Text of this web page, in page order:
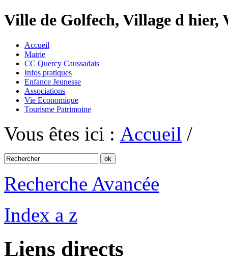
Ville de Golfech, Village d
Accueil
Mairie
CC Quercy Caussadais
Infos pratiques
Enfance Jeunesse
Associations
Vie Economique
Tourisme Patrimoine
Vous êtes ici : Accueil /
Recherche Avancée
Index a z
Liens directs